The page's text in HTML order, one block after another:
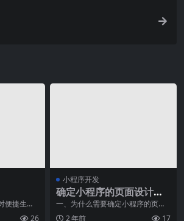
便捷生活
我们日
26
小程序开发
确定小程序的页面设计风
格和交互效果，包括颜
色、字体、图标、动画
一、为什么需要确定小程序的页面
设计风格和交互效果？小程序是一
2 年前 17